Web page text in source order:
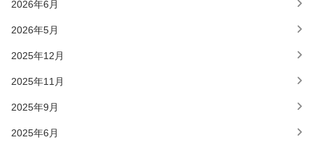
2026年6月
2026年5月
2025年12月
2025年11月
2025年9月
2025年6月